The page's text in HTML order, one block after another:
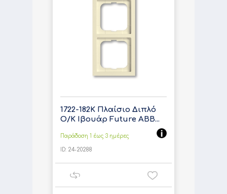
1722-182K Πλαίσιο Διπλό
Ο/Κ Ιβουάρ Future ABB...
Παράδοση 1 έως 3 ημέρες
ID: 24-20288